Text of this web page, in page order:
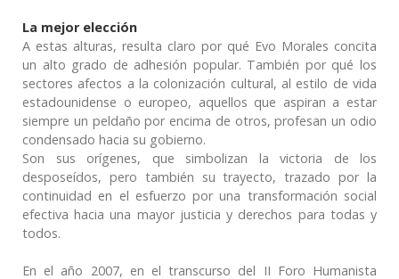
La mejor elección
A estas alturas, resulta claro por qué Evo Morales concita
un alto grado de adhesión popular. También por qué los
sectores afectos a la colonización cultural, al estilo de vida
estadounidense o europeo, aquellos que aspiran a estar
siempre un peldaño por encima de otros, profesan un odio
condensado hacia su gobierno.
Son sus orígenes, que simbolizan la victoria de los
desposeídos, pero también su trayecto, trazado por la
continuidad en el esfuerzo por una transformación social
efectiva hacia una mayor justicia y derechos para todas y
todos.
En el año 2007, en el transcurso del II Foro Humanista